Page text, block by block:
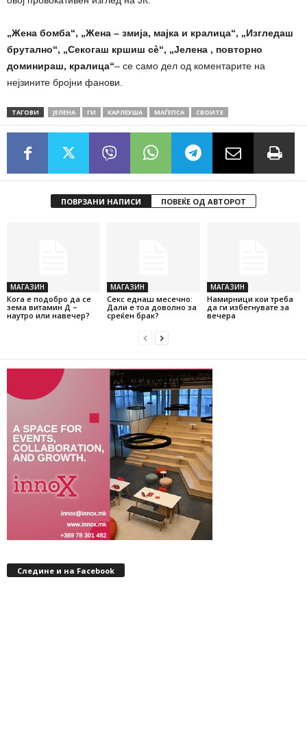
„Жена бомба“, „Жена – змија, мајка и кралица“, „Изгледаш
брутално“, „Секогаш кршиш сè“, „Јелена , повторно
доминираш, кралица“– се само дел од коментарите на
нејзините бројни фанови.
ТАГОВИ ЈЕЛЕНА ГИ КАРЛЕУША МАЃЕПСА СВОИТЕ
ПОВРЗАНИ НАПИСИ ПОВЕЌЕ ОД АВТОРОТ
МАГАЗИН
Кога е подобро да се
зема витамин Д –
наутро или навечер?
МАГАЗИН
Секс еднаш месечно:
Дали е тоа доволно за
среќен брак?
МАГАЗИН
Намирници кои треба
да ги избегнувате за
вечера
Следине и на Facebook